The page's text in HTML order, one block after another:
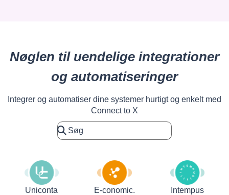
Nøglen til uendelige integrationer
og automatiseringer
Integrer og automatiser dine systemer hurtigt og enkelt med
Connect to X
Uniconta E-conomic. Intempus